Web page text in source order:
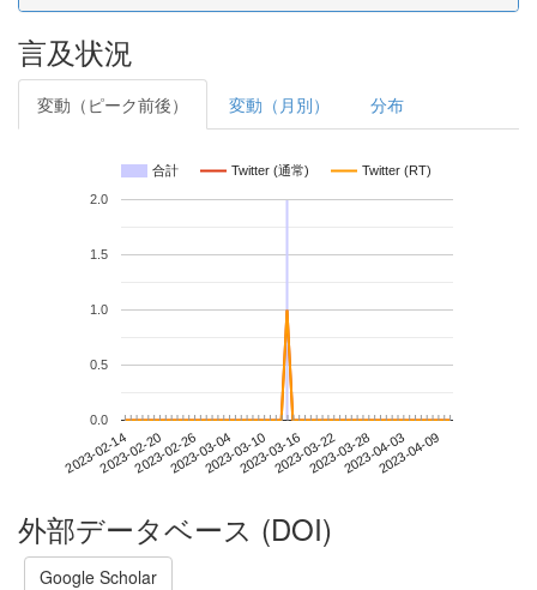
言及状況
変動（ピーク前後） 変動（月別） 分布
合計 Twitter (通常) Twitter (RT)
2023-02-142023-02-202023-02-262023-03-042023-03-102023-03-162023-03-222023-03-282023-04-032023-04-09
0.0
0.5
1.0
1.5
2.0
外部データベース (DOI)
Google Scholar